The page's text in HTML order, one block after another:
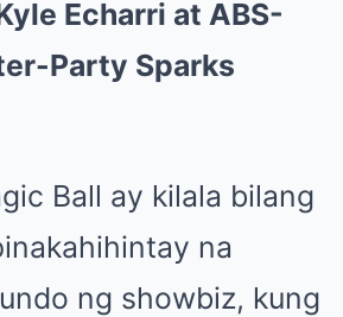
Ball ay kilala bilang
na
ng showbiz, kung